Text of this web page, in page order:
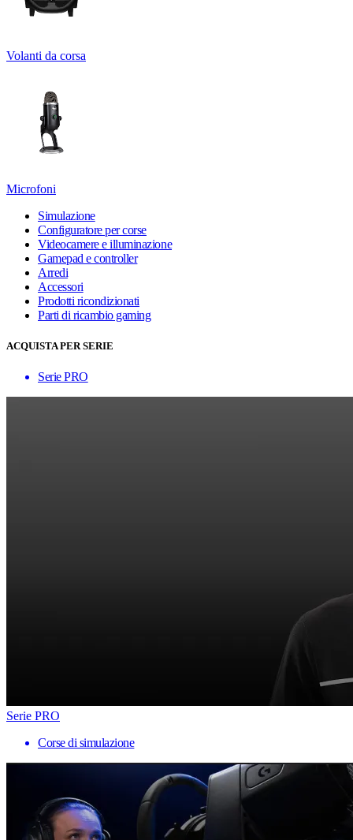
Volanti da corsa
Microfoni
Simulazione
Configuratore per corse
Videocamere e illuminazione
Gamepad e controller
Arredi
Accessori
Prodotti ricondizionati
Parti di ricambio gaming
ACQUISTA PER SERIE
Serie PRO
Serie PRO
Corse di simulazione